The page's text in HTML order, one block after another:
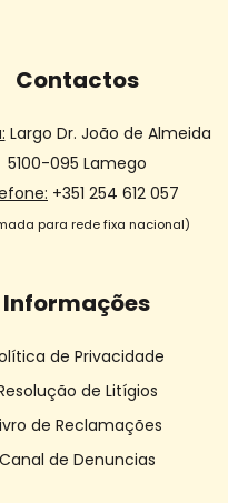
Contactos
Largo Dr. João de Almeida
5100-095 Lamego
+351 254 612 057
para rede fixa nacional)
Informações
de Privacidade
de Litígios
de Reclamações
Canal de Denuncias